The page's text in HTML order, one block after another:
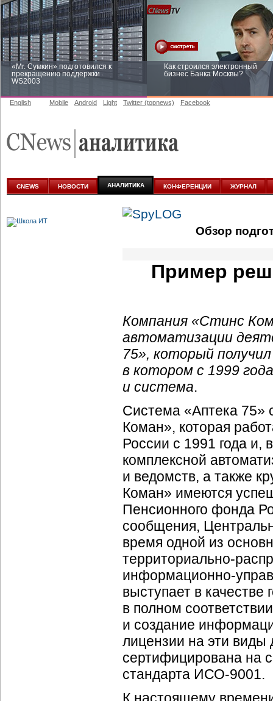
«Mr. Сумкин» подготовился к
прекращению поддержки
WS2003
Как строился электронный
бизнес Банка Москвы?
аналитике
English Mobile Android Light Twitter (topnews) Facebook
CNEWS НОВОСТИ АНАЛИТИКА КОНФЕРЕНЦИИ ЖУРНАЛ
Обзор
Пример
Компания «Стинс
автоматизации
75», который
в котором с 1999
и система.
Система «Аптека 75»
Коман», которая
России с 1991 года и,
комплексной
и ведомств, а также
Коман» имеются
Пенсионного фонда
сообщения,
время одной из
территориально-
информационно-
выступает в качестве
в полном
и создание
лицензии на эти виды
сертифицирована на
стандарта ИСО-9001.